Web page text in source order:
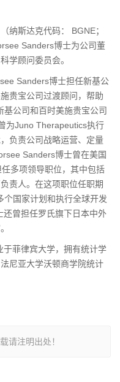
纳斯达克代码： BGNE；
Sanders博士为公司董
学顾问委员会。
Sanders博士担任新基公
贵宝公司过渡顾问，帮助
公司和百时美施贵宝公司
为Juno Therapeutics执行
负责公司战略运营、定量
Sanders博士曾在美国
多项领导职位，其中包括
责人。在这项职位任职期
国家计划和执行全球开发
曾担任罗氏旗下日本中外
菲律宾大学，拥有统计学
尼亚大学沃顿商学院统计
请注明出处！